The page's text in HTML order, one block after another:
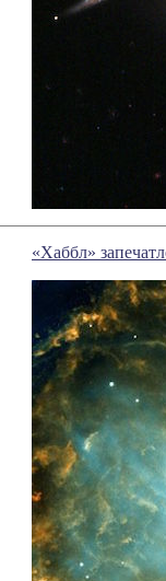
«Хаббл»